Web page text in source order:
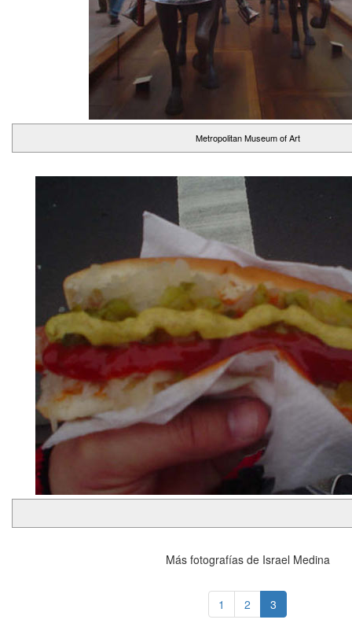
Metropolitan Museum of Art
Más fotografías de Israel Medina
1 2 3